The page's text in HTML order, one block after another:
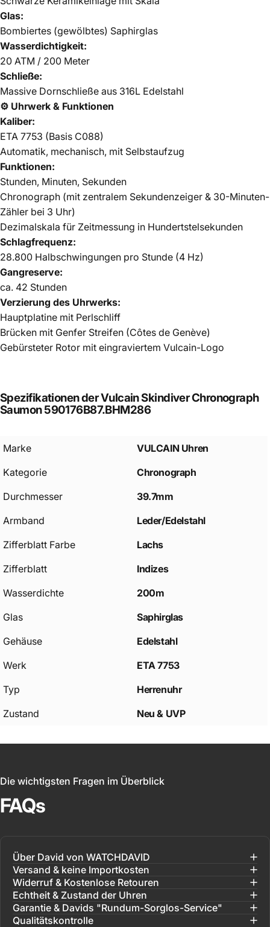
Glas:
Bombiertes (gewölbtes) Saphirglas
Wasserdichtigkeit:
20 ATM / 200 Meter
Schließe:
Massive Dornschließe aus 316L Edelstahl
⚙ Uhrwerk & Funktionen
Kaliber:
ETA 7753 (Basis C088)
Automatik, mechanisch, mit Selbstaufzug
Funktionen:
Stunden, Minuten, Sekunden
Chronograph (mit zentralem Sekundenzeiger & 30-Minuten-
Zähler bei 3 Uhr)
Dezimalskala für Zeitmessung in Hundertstelsekunden
Schlagfrequenz:
28.800 Halbschwingungen pro Stunde (4 Hz)
Gangreserve:
ca. 42 Stunden
Verzierung des Uhrwerks:
Hauptplatine mit Perlschliff
Brücken mit Genfer Streifen (Côtes de Genève)
Gebürsteter Rotor mit eingraviertem Vulcain-Logo
SpezifikationenderVulcainSkindiverChronograph
Saumon590176B87.BHM286
Marke
VULCAIN Uhren
Kategorie
Chronograph
Durchmesser
39.7mm
Armband
Leder/Edelstahl
Zifferblatt Farbe
Lachs
Zifferblatt
Indizes
Wasserdichte
200m
Glas
Saphirglas
Gehäuse
Edelstahl
Werk
ETA 7753
Typ
Herrenuhr
Zustand
Neu & UVP
Die wichtigsten Fragen im Überblick
FAQs
Über David von WATCHDAVID
Versand & keine Importkosten
Widerruf & Kostenlose Retouren
Echtheit & Zustand der Uhren
Garantie & Davids "Rundum-Sorglos-Service"
Qualitätskontrolle